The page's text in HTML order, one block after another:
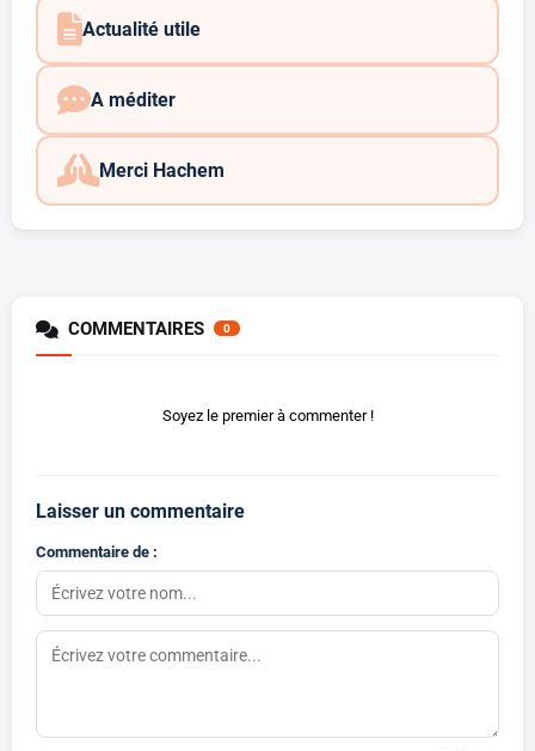
Actualité utile
A méditer
Merci Hachem
COMMENTAIRES 0
Soyez le premier à commenter !
Laisser un commentaire
Commentaire de :